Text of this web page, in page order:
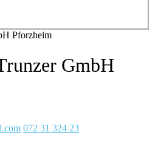
GmbH
072 31 324 23